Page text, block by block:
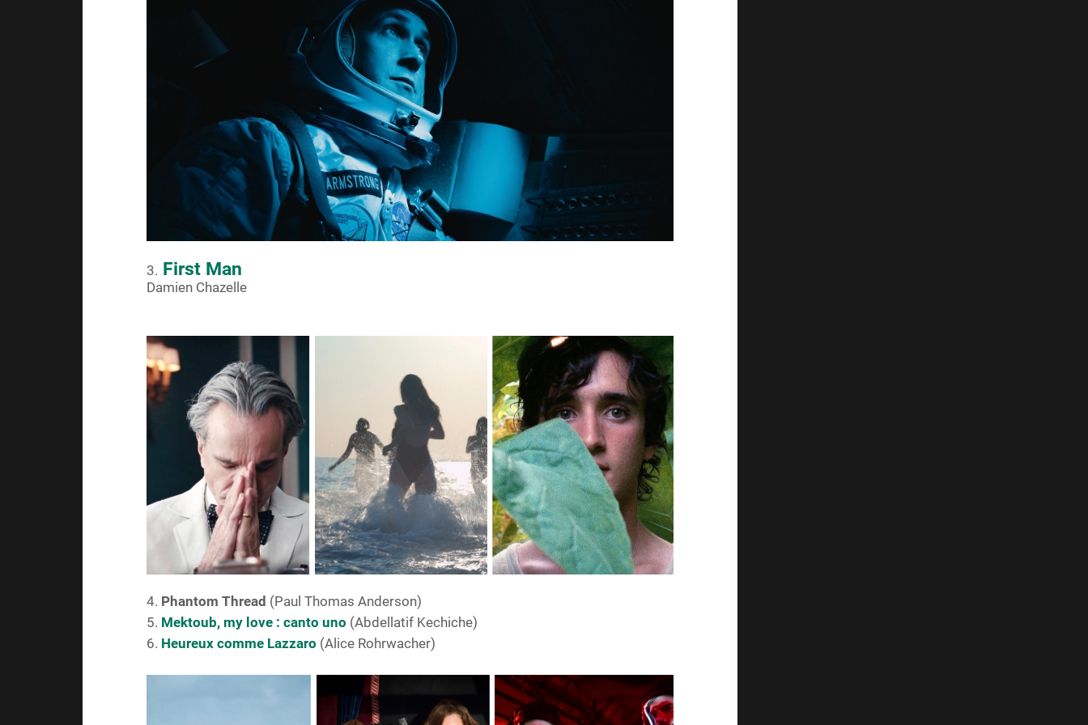
3. First Man
Damien Chazelle
4. Phantom Thread (Paul Thomas Anderson)
5. Mektoub, my love : canto uno (Abdellatif Kechiche)
6. Heureux comme Lazzaro (Alice Rohrwacher)